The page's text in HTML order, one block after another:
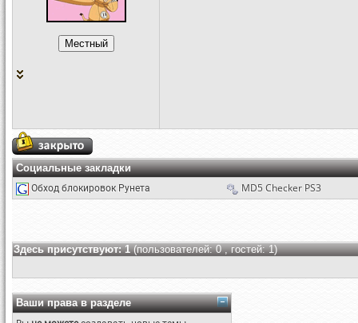
Социальные закладки
Обход блокировок Рунета MD5 Checker PS3
Здесь присутствуют: 1(пользователей: 0 , гостей: 1)
Ваши права в разделе